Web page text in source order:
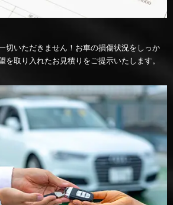
切いただきません！お車の損傷状況をしっか
を取り入れたお見積りをご提示いたします。